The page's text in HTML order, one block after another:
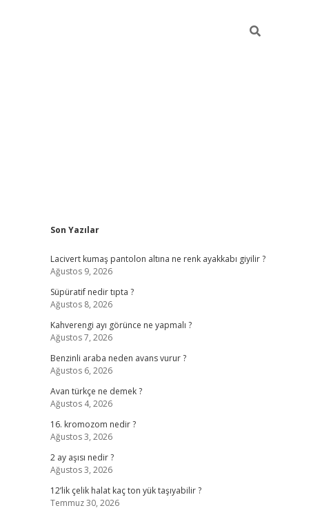
Sidebar
Son Yazılar
Lacivert kumaş pantolon altına ne renk ayakkabı giyilir ?
Ağustos 9, 2026
Süpüratif nedir tıpta ?
Ağustos 8, 2026
Kahverengi ayı görünce ne yapmalı ?
Ağustos 7, 2026
Benzinli araba neden avans vurur ?
Ağustos 6, 2026
Avan türkçe ne demek ?
Ağustos 4, 2026
16. kromozom nedir ?
Ağustos 3, 2026
2 ay aşısı nedir ?
Ağustos 3, 2026
12’lik çelik halat kaç ton yük taşıyabilir ?
Temmuz 30, 2026